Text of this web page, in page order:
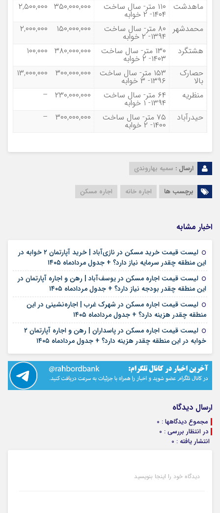
ماهدشت
۱۱۰ متر- سال ساخت
۱۴۰۴- ۲ خوابه
۳۵۰,۰۰۰,۰۰۰ ۲,۵۰۰,۰۰۰
محمدشهر
۸۰ متر- سال ساخت
۱۳۹۴- ۲ خوابه
۱۵۰,۰۰۰,۰۰۰
۲,۰۰۰,۰۰۰
هشتگرد
۱۳۰ متر- سال ساخت
۱۴۰۳- ۲ خوابه
۳۸۰,۰۰۰,۰۰۰ ۱۰۰,۰۰۰
حصارک
بالا
۱۵۳ متر- سال ساخت
۱۳۹۶- ۳ خوابه
۳۰۰,۰۰۰,۰۰۰
۱۳,۰۰۰,۰۰۰
منظریه
۶۴ متر- سال ساخت
۱۳۹۴- ۱ خوابه
۲۳۰,۰۰۰,۰۰۰
–
حیدرآباد
۷۵ متر- سال ساخت
۱۴۰۰- ۲ خوابه
۳۰۰,۰۰۰,۰۰۰ –
ارسال : سمیه بهاروندی
برچسب ها اجاره خانه اجاره مسکن
اخبار مشابه
لیست قیمت خرید مسکن در نازی‌آباد | خرید آپارتمان ۲ خوابه در
این منطقه چقدر سرمایه نیاز دارد؟ + جدول مردادماه ۱۴۰۵
لیست قیمت اجاره مسکن در یوسف‌آباد | رهن و اجاره آپارتمان در
این منطقه چقدر بودجه نیاز دارد؟ + جدول مردادماه ۱۴۰۵
لیست قیمت اجاره مسکن در شهرک غرب | اجاره‌نشینی در این
منطقه چقدر هزینه دارد؟ + جدول مردادماه ۱۴۰۵
لیست قیمت اجاره مسکن در پاسداران | رهن و اجاره آپارتمان ۲
خوابه در این منطقه چقدر هزینه دارد؟ + جدول مردادماه ۱۴۰۵
ارسال دیدگاه
مجموع دیدگاهها : 0
در انتظار بررسی : 0
انتشار یافته : 0
دیدگاه خود را اینجا بنویسید